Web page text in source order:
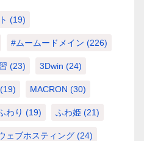
(19)
#ムームードメイン (226)
(23) 3Dwin (24)
(19) MACRON (30)
わり (19) ふわ姫 (21)
ェブホスティング (24)